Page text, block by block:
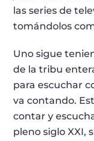
las series de
tomándolos
Uno sigue
de la tribu
para escuchar
va contando.
contar y
pleno siglo XXI,